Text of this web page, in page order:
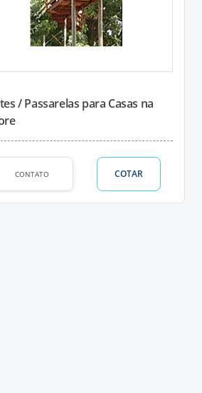
/ Passarelas para Casas na
CONTATO COTAR